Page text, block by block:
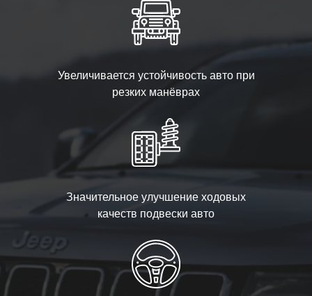
Увеличивается устойчивость авто при
резких манёврах
Значительное улучшение ходовых
качеств подвески авто